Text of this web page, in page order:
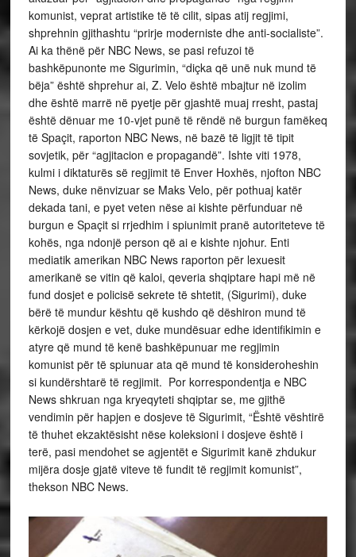
komunist, veprat artistike të të cilit, sipas atij regjimi,
shprehnin gjithashtu “prirje moderniste dhe anti-socialiste”.
Ai ka thënë për NBC News, se pasi refuzoi të
bashkëpunonte me Sigurimin, “diçka që unë nuk mund të
bëja” është shprehur ai, Z. Velo është mbajtur në izolim
dhe është marrë në pyetje për gjashtë muaj rresht, pastaj
është dënuar me 10-vjet punë të rëndë në burgun famëkeq
të Spaçit, raporton NBC News, në bazë të ligjit të tipit
sovjetik, për “agjitacion e propagandë”. Ishte viti 1978,
kulmi i diktaturës së regjimit të Enver Hoxhës, njofton NBC
News, duke nënvizuar se Maks Velo, për pothuaj katër
dekada tani, e pyet veten nëse ai kishte përfunduar në
burgun e Spaçit si rrjedhim i spiunimit pranë autoriteteve të
kohës, nga ndonjë person që ai e kishte njohur. Enti
mediatik amerikan NBC News raporton për lexuesit
amerikanë se vitin që kaloi, qeveria shqiptare hapi më në
fund dosjet e policisë sekrete të shtetit, (Sigurimi), duke
bërë të mundur kështu që kushdo që dëshiron mund të
kërkojë dosjen e vet, duke mundësuar edhe identifikimin e
atyre që mund të kenë bashkëpunuar me regjimin
komunist për të spiunuar ata që mund të konsideroheshin
si kundërshtarë të regjimit. Por korrespondentja e NBC
News shkruan nga kryeqyteti shqiptar se, me gjithë
vendimin për hapjen e dosjeve të Sigurimit, “Është vështirë
të thuhet ekzaktësisht nëse koleksioni i dosjeve është i
terë, pasi mendohet se agjentët e Sigurimit kanë zhdukur
mijëra dosje gjatë viteve të fundit të regjimit komunist”,
thekson NBC News.